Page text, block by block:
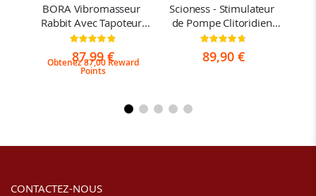
BORA Vibromasseur
Rabbit Avec Tapoteur
Point G Évaluation:
97%
87,99 €
Obtenez 87,00 Reward
Points
Scioness - Stimulateur
de Pompe Clitoridien
Avec Langue Vibrante
Évaluation:
95%
89,90 €
CONTACTEZ-NOUS